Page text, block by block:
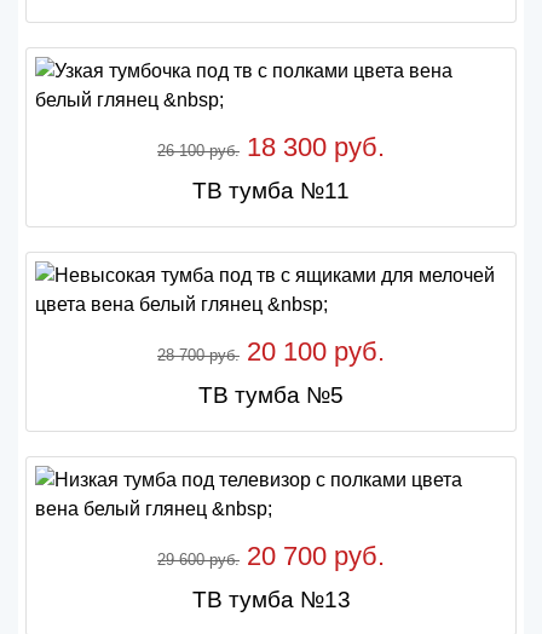
26 100 руб. 18 300 руб.
ТВ тумба №11
28 700 руб. 20 100 руб.
ТВ тумба №5
29 600 руб. 20 700 руб.
ТВ тумба №13